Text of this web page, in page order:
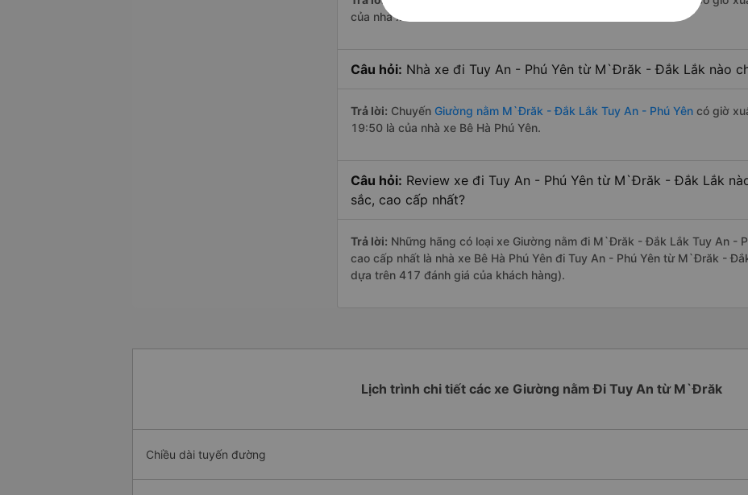
của nhà xe Bê Hà Phú Yên.
Câu hỏi: Nhà xe đi Tuy An - Phú Yên từ M`Đrăk - Đắk Lắk nào
Trả lời: Chuyến Giường nằm M`Đrăk - Đắk Lắk Tuy An - Phú Yên có giờ
19:50 là của nhà xe Bê Hà Phú Yên.
Câu hỏi: Review xe đi Tuy An - Phú Yên từ M`Đrăk - Đắk Lắk
sắc, cao cấp nhất?
Trả lời: Những hãng có loại xe Giường nằm đi M`Đrăk - Đắk Lắk Tuy An -
cao cấp nhất là nhà xe Bê Hà Phú Yên đi Tuy An - Phú Yên từ M`Đrăk -
dựa trên 417 đánh giá của khách hàng).
Lịch trình chi tiết các xe Giường nằm Đi Tuy An từ M`Đrăk
Chiều dài tuyến đường